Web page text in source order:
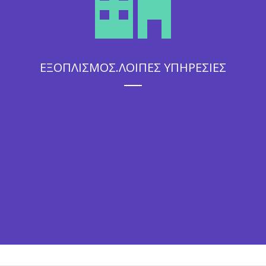
ΕΞΟΠΛΙΣΜΟΣ.ΛΟΙΠΕΣ ΥΠΗΡΕΣΙΕΣ